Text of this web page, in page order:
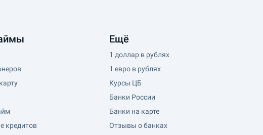
кредитов
Ещё
1 доллар в рублях
1 евро в рублях
Курсы ЦБ
Банки России
Банки на карте
Отзывы о банках